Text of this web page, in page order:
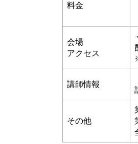
料金
会場
アクセス
講師情報
その他